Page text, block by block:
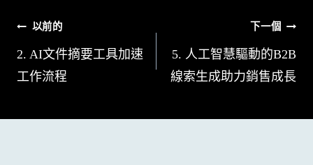
文
章
導
覽
以前的
2. AI文件摘要工具加速
工作流程
下一個
5. 人工智慧驅動的B2B
線索生成助力銷售成長